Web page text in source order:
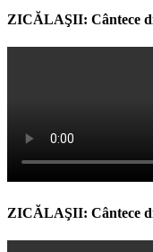
ZICĂLAŞII: Cântece
ZICĂLAŞII: Cântece